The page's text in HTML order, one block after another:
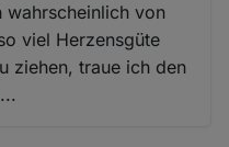
wahrscheinlich von
viel Herzensgüte
ziehen, traue ich den